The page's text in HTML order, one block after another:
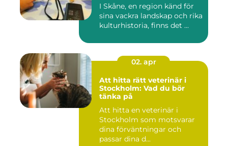
I Skåne, en region känd för
sina vackra landskap och rika
kulturhistoria, finns det ...
02. apr
Att hitta rätt veterinär i
Stockholm: Vad du bör
tänka på
Att hitta en veterinär i
Stockholm som motsvarar
dina förväntningar och
passar dina d...